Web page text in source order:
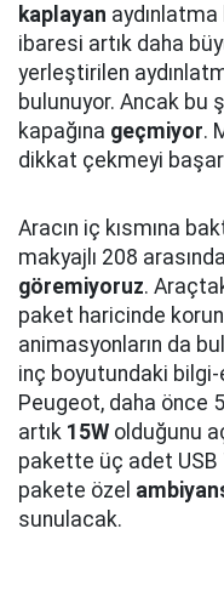
kaplayan
ibaresi artık daha
yerleştirilen
bulunuyor. Ancak bu
kapağına geçmiyor.
dikkat çekmeyi
Aracın iç kısmına
makyajlı 208
göremiyoruz.
paket haricinde
animasyonların da
inç boyutundaki bilgi-
Peugeot, daha önce
artık 15W olduğunu
pakette üç adet USB
pakete özel
sunulacak.